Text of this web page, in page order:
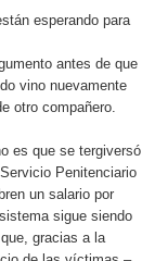
esperando para
antes de que
vino nuevamente
otro compañero.
es que se tergiversó
Penitenciario
un salario por
sigue siendo
gracias a la